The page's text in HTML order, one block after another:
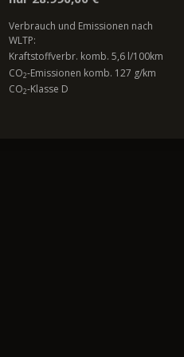
Verbrauch und Emissionen nach
WLTP:
Kraftstoffverbr. komb. 5,6 l/100km
CO2-Emissionen komb. 127 g/km
CO2-Klasse D